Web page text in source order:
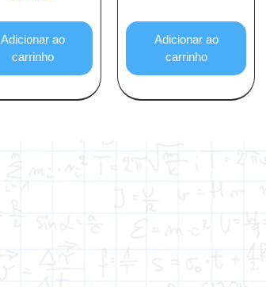
Adicionar ao
carrinho
Adicionar ao
carrinho